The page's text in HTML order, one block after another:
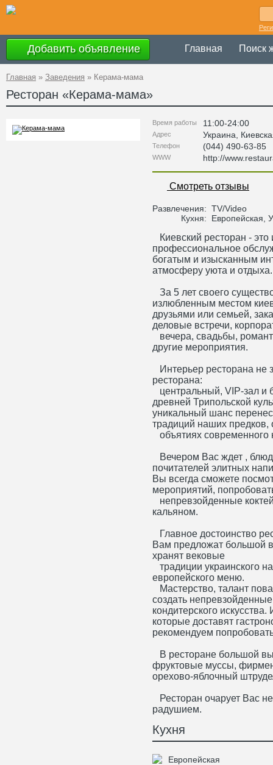
Добавить объявление Главная Поиск
Главная » Заведения » Керама-мама
Ресторан «Керама-мама»
Время работы 11:00-24:00
Адрес Украина
Телефон (044) 490-63-85
WWW http://
Смотреть отзывы
Развлечения: TV/Video
Кухня:
Европейская,
Киевский ресторан - это
профессиональное
богатым и изысканным
атмосферу уюта и отдыха.
За 5 лет своего
излюбленным местом
друзьями или семьей,
деловые встречи,
вечера, свадьбы,
другие мероприятия.
Интерьер ресторана не
ресторана:
центральный, VIP-зал
древней Трипольской
уникальный шанс
традиций наших предков,
объятиях современного
Вечером Вас ждет ,
почитателей элитных
Вы всегда сможете
мероприятий,
непревзойденные
кальяном.
Главное достоинство
Вам предложат большой
хранят вековые
традиции украинского
европейского меню.
Мастерство, талант
создать
кондитерского
которые доставят
рекомендуем
В ресторане большой
фруктовые муссы,
орехово-яблочный
Ресторан очарует Вас
радушием.
Кухня
Европейская